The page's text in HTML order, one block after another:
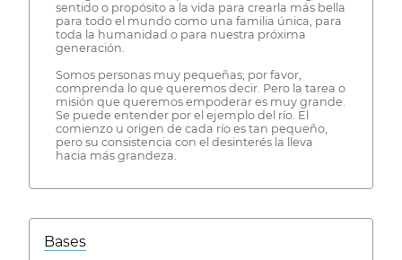
sentido o propósito a la vida para crearla más bella
para todo el mundo como una familia única, para
toda la humanidad o para nuestra próxima
generación.
Somos personas muy pequeñas; por favor,
comprenda lo que queremos decir. Pero la tarea o
misión que queremos empoderar es muy grande.
Se puede entender por el ejemplo del río. El
comienzo u origen de cada río es tan pequeño,
pero su consistencia con el desinterés la lleva
hacia más grandeza.
Bases